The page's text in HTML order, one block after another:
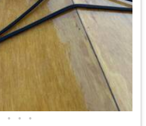
• • •